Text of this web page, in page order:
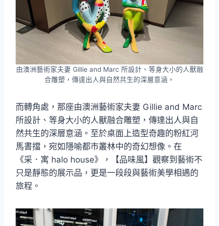
由澳洲藝術家夫妻 Gillie and Marc 所設計、等身大小的人獸融
合雕塑，傳達出人與自然共生的深層意涵。
而轉角處，那座由澳洲藝術家夫妻 Gillie and Marc
所設計、等身大小的人獸融合雕塑，傳達出人與自
然共生的深層意涵。至於桌面上造型奇趣的粉紅河
馬書擋，宛如隱喻都市叢林中的奇幻想像。在
《采．寓 halo house》，【品味風】觀察到藝術不
只是靜態的展示品，更是一段段與藝術美學相遇的
旅程。